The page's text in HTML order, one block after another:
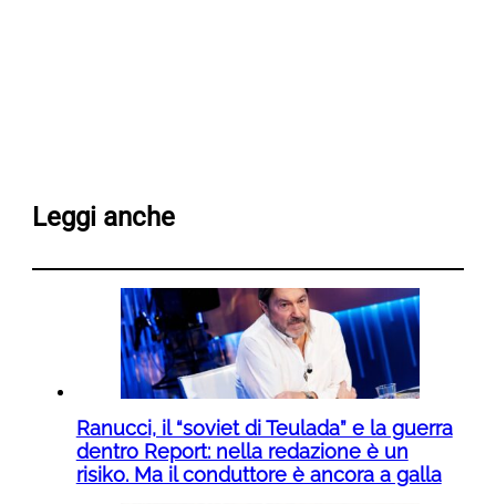
Leggi anche
Ranucci, il “soviet di Teulada” e la guerra
dentro Report: nella redazione è un
risiko. Ma il conduttore è ancora a galla